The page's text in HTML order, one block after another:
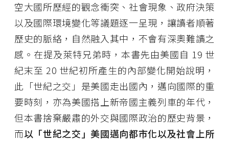
空大國所歷經的觀念衝突、社會現象、政府決策
以及國際環境變化等議題逐一呈現，讓讀者順著
歷史的脈絡，自然融入其中，不會有深奧難讀之
感。在提及萊特兄弟時，本書先由美國自 19 世
紀末至 20 世紀初所產生的內部變化開始說明，
此「世紀之交」是美國走出國內，邁向國際的重
要時刻，亦為美國搭上新帝國主義列車的年代，
但本書捨棄嚴肅的外交與國際政治的歷史背景，
而以「世紀之交」美國邁向都市化以及社會上所